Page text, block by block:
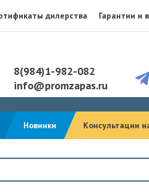
дилерства Гарантии и
8(984)1-982-082
info@promzapas.ru
Новинки Консультации